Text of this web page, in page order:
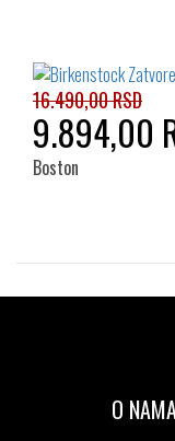
16.490,00 RSD
9.894,00
Boston
O